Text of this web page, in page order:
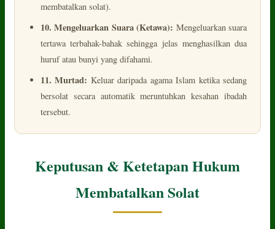
membatalkan solat).
10. Mengeluarkan Suara (Ketawa): Mengeluarkan suara
tertawa terbahak-bahak sehingga jelas menghasilkan dua
huruf atau bunyi yang difahami.
11. Murtad: Keluar daripada agama Islam ketika sedang
bersolat secara automatik meruntuhkan kesahan ibadah
tersebut.
Keputusan & Ketetapan Hukum
Membatalkan Solat